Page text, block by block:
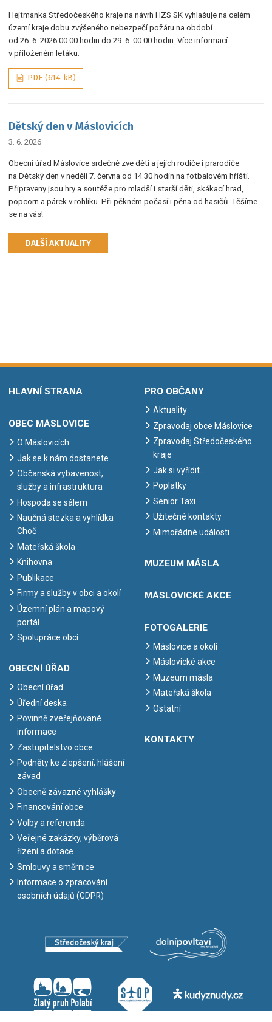
Hejtmanka Středočeského kraje na návrh HZS SK vyhlašuje na celém
území kraje dobu zvýšeného nebezpečí požáru na období
od 26. 6. 2026 00:00 hodin do 29. 6. 00:00 hodin. Více informací
v přiloženém letáku.
PDF (614 kB)
Dětský den v Máslovicích
3. 6. 2026
Obecní úřad Máslovice srdečně zve děti a jejich rodiče i prarodiče
na Dětský den v neděli 7. června od 14.30 hodin na fotbalovém hřišti.
Připraveny jsou hry a soutěže pro mladší i starší děti, skákací hrad,
popcorn a párek v rohlíku. Při pěkném počasí i pěna od hasičů. Těšíme
se na vás!
DALŠÍ AKTUALITY
HLAVNÍ STRANA
OBEC MÁSLOVICE
O Máslovicích
Jak se k nám dostanete
Občanská vybavenost,
služby a infrastruktura
Hospoda se sálem
Naučná stezka a vyhlídka
Choč
Mateřská škola
Knihovna
Publikace
Firmy a služby v obci a okolí
Územní plán a mapový
portál
Spolupráce obcí
OBECNÍ ÚŘAD
Obecní úřad
Úřední deska
Povinně zveřejňované
informace
Zastupitelstvo obce
Podněty ke zlepšení, hlášení
závad
Obecně závazné vyhlášky
Financování obce
Volby a referenda
Veřejné zakázky, výběrová
řízení a dotace
Smlouvy a směrnice
Informace o zpracování
osobních údajů (GDPR)
PRO OBČANY
Aktuality
Zpravodaj obce Máslovice
Zpravodaj Středočeského
kraje
Jak si vyřídit…
Poplatky
Senior Taxi
Užitečné kontakty
Mimořádné události
MUZEUM MÁSLA
MÁSLOVICKÉ AKCE
FOTOGALERIE
Máslovice a okolí
Máslovické akce
Muzeum másla
Mateřská škola
Ostatní
KONTAKTY